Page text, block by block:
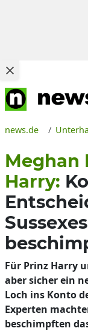
news.de
Meghan
Harry:
Für Prinz Harry
aber sicher ein
Loch ins Konto
Experten
beschimpften